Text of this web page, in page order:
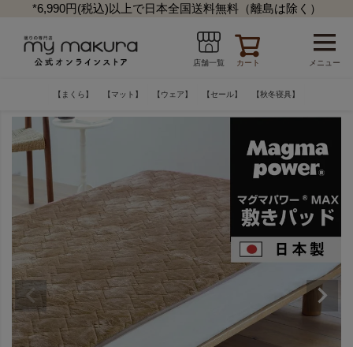
*6,990円(税込)以上で日本全国送料無料（離島は除く）
店舗一覧 カート メニュー
【まくら】 【マット】 【ウェア】 【セール】 【秋冬寝具】